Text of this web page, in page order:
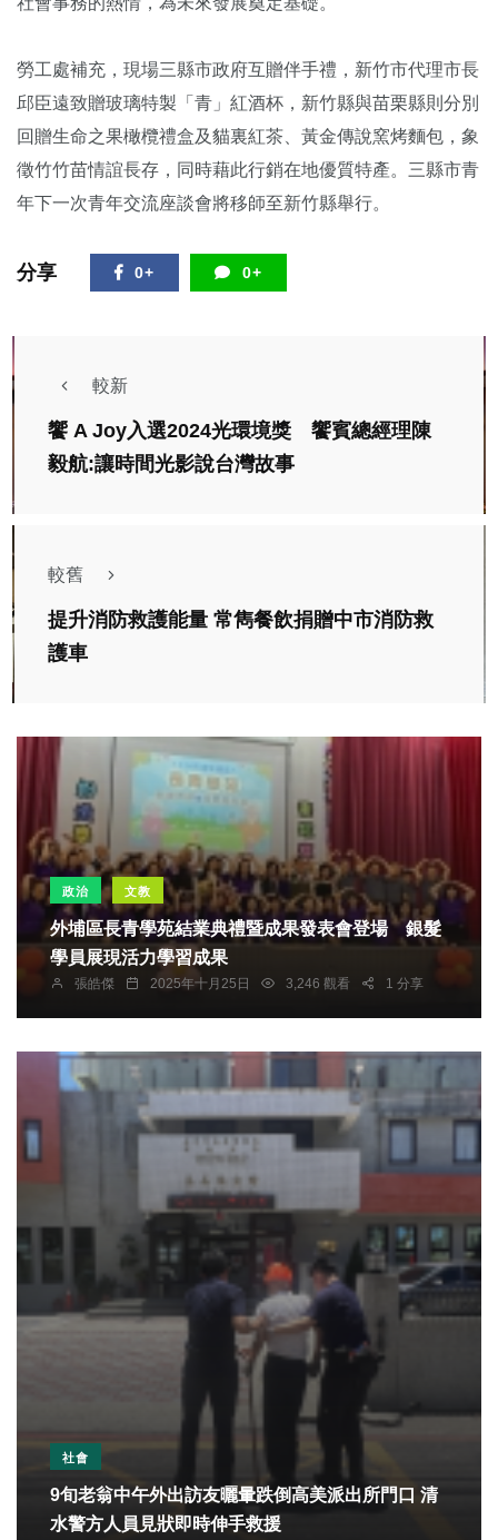
勞工處補充，現場三縣市政府互贈伴手禮，新竹市代理市長
邱臣遠致贈玻璃特製「青」紅酒杯，新竹縣與苗栗縣則分別
回贈生命之果橄欖禮盒及貓裏紅茶、黃金傳說窯烤麵包，象
徵竹竹苗情誼長存，同時藉此行銷在地優質特產。三縣市青
年下一次青年交流座談會將移師至新竹縣舉行。
分享 0+ 0+
較新
饗 A Joy入選2024光環境獎 饗賓總經理陳
毅航:讓時間光影說台灣故事
較舊
提升消防救護能量 常雋餐飲捐贈中市消防救
護車
政治 文教
外埔區長青學苑結業典禮暨成果發表會登場 銀髮
學員展現活力學習成果
張皓傑 2025年十月25日 3,246 觀看 1 分享
社會
9旬老翁中午外出訪友曬暈跌倒高美派出所門口 清
水警方人員見狀即時伸手救援